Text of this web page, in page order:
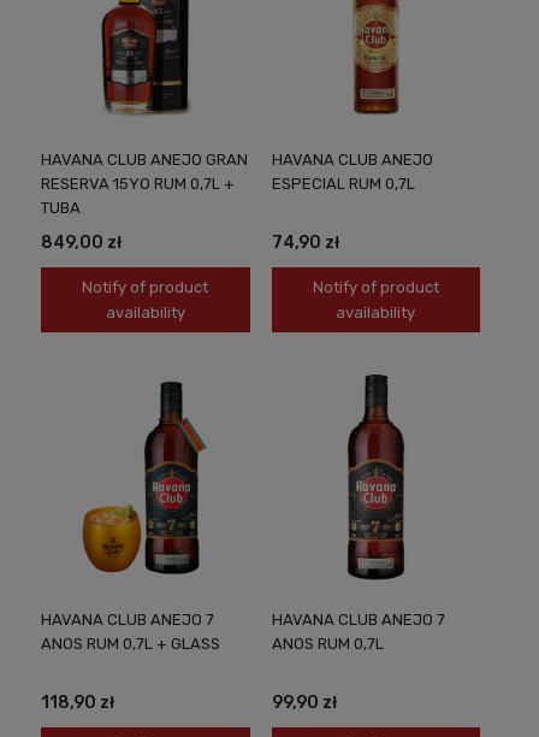
HAVANA CLUB ANEJO GRAN
RESERVA 15YO RUM 0,7L +
TUBA
849,00 zł
Notify of product
availability
HAVANA CLUB ANEJO
ESPECIAL RUM 0,7L
74,90 zł
Notify of product
availability
HAVANA CLUB ANEJO 7
ANOS RUM 0,7L + GLASS
118,90 zł
HAVANA CLUB ANEJO 7
ANOS RUM 0,7L
99,90 zł